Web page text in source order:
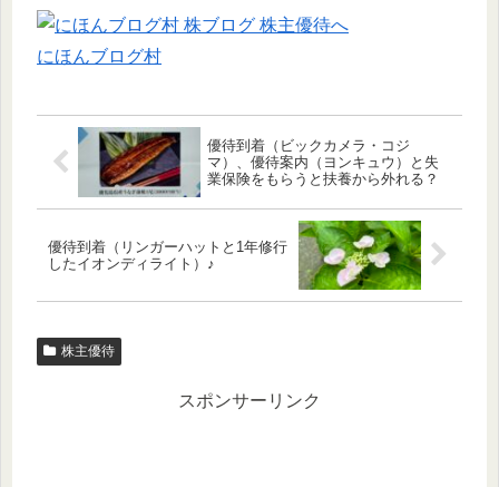
にほんブログ村
優待到着（ビックカメラ・コジ
マ）、優待案内（ヨンキュウ）と失
業保険をもらうと扶養から外れる？
優待到着（リンガーハットと1年修行
したイオンディライト）♪
株主優待
スポンサーリンク